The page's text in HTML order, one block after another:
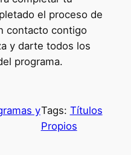
el proceso de
contacto contigo
y darte todos los
programa.
yTags: Títulos
Propios